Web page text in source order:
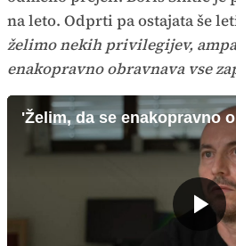
na leto. Odprti pa ostajata še
želimo nekih privilegijev,
enakopravno obravnava vse